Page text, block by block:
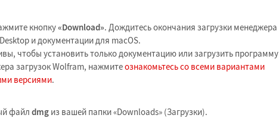
кнопку«Download». Дождитесь окончания загрузки менеджера
и документации для macOS.
чтобы установить только документацию или загрузить программу
загрузок Wolfram, нажмитеознакомьтесь со всеми вариантами
версиями.
файл dmg из вашей папки «Downloads» (Загрузки).